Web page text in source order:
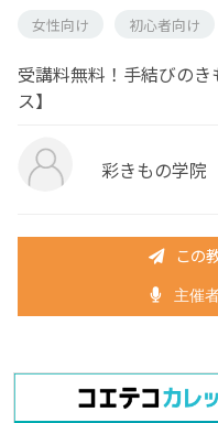
女性向け
初心者向け
受講料無料！手結びの
ス】
彩きもの学院
この
主催